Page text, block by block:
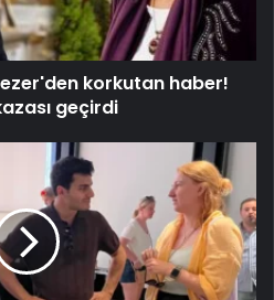
korkutan haber!
geçirdi